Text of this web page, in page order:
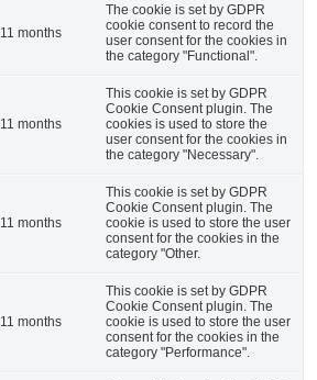
11 months
The cookie is set by GDPR
cookie consent to record the
user consent for the cookies in
the category "Functional".
11 months
This cookie is set by GDPR
Cookie Consent plugin. The
cookies is used to store the
user consent for the cookies in
the category "Necessary".
11 months
This cookie is set by GDPR
Cookie Consent plugin. The
cookie is used to store the user
consent for the cookies in the
category "Other.
11 months
This cookie is set by GDPR
Cookie Consent plugin. The
cookie is used to store the user
consent for the cookies in the
category "Performance".